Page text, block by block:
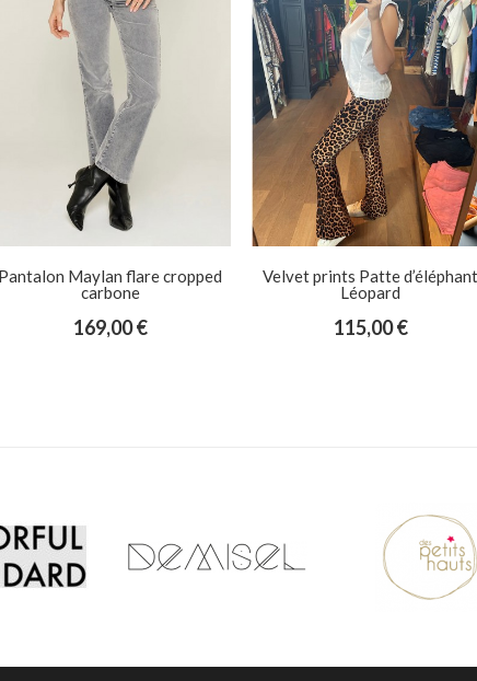
Velvet prints Patte d’éléphant
Léopard
115,00 €
Chemise Clarence blue